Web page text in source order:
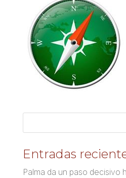
Entradas
Palma da un paso decisivo